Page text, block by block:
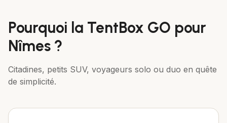
Pourquoi la TentBox GO pour
Nîmes ?
Citadines, petits SUV, voyageurs solo ou duo en quête
de simplicité.